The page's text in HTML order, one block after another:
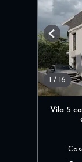
1 / 16
Previous
Vila 5